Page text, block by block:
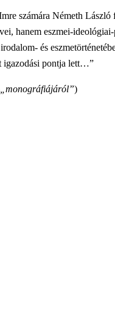
számára Németh László
hanem eszmei-
és
igazodási pontja lett…”
)